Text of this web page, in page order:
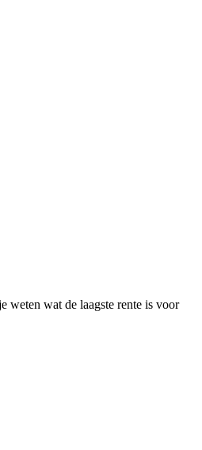
weten wat de laagste rente is voor